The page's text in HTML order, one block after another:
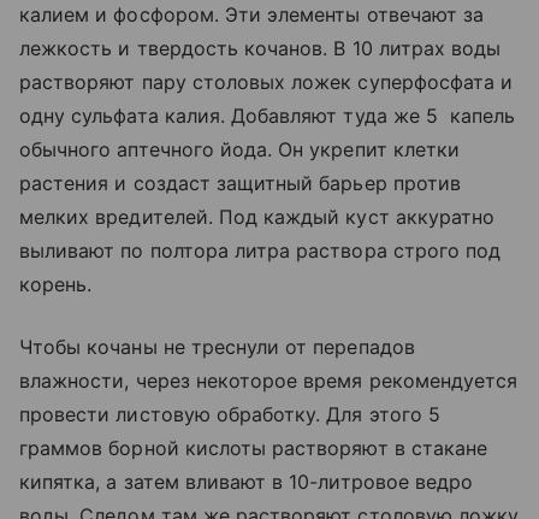
калием и фосфором. Эти элементы отвечают за
лежкость и твердость кочанов. В 10 литрах воды
растворяют пару столовых ложек суперфосфата и
одну сульфата калия. Добавляют туда же 5 капель
обычного аптечного йода. Он укрепит клетки
растения и создаст защитный барьер против
мелких вредителей. Под каждый куст аккуратно
выливают по полтора литра раствора строго под
корень.
Чтобы кочаны не треснули от перепадов
влажности, через некоторое время рекомендуется
провести листовую обработку. Для этого 5
граммов борной кислоты растворяют в стакане
кипятка, а затем вливают в 10-литровое ведро